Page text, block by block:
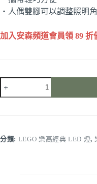
・人偶雙腳可以調整照明
加入安森頻道會員領 89 折
LEGO
樂
人
鑰
分類: LEGO 樂高經典 LED 燈,